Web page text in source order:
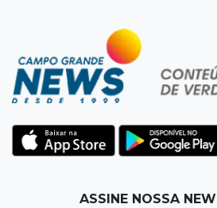
Jardim Itatiaia
Vigia é amarrado durante
dois caminhões em pátio
Corinthians vence Bragantino
para 7º no Brasileirão
Na Vila Belmiro
ASSINE NOSSA